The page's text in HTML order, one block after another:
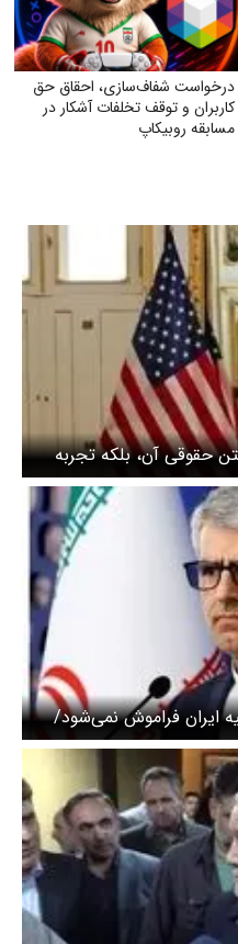
درخواست شفاف‌سازی، احقاق حق
کاربران و توقف تخلفات آشکار در
مسابقه روبیکاپ
حقوقی آن، بلکه تجربه
ایران فراموش نمی‌شود/
است